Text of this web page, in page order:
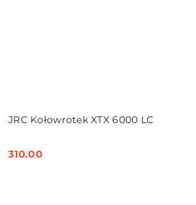
JRC Kołowrotek XTX 6000 LC
Cena:
310.00